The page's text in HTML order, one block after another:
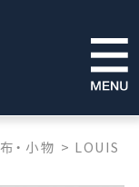
・小物 > LOUIS